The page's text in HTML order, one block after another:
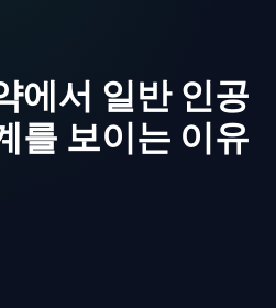
에서 일반 인공
를 보이는 이유